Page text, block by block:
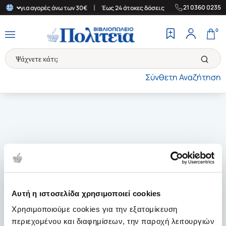
Αυτή η ιστοσελίδα χρησιμοποιεί cookies
Χρησιμοποιούμε cookies για την εξατομίκευση
περιεχομένου και διαφημίσεων, την παροχή λειτουργιών
για αγορές άνω των 30€ | Έως 24 άτοκες δόσεις | Δωρεάν
21 0360 0235
Σύνθετη Αναζήτηση
0